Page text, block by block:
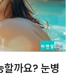
할까요? 눈병